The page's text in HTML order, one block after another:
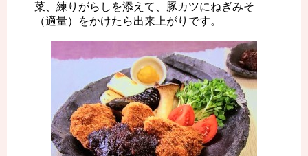
菜、練りがらしを添えて、豚カツにねぎみそ
（適量）をかけたら出来上がりです。